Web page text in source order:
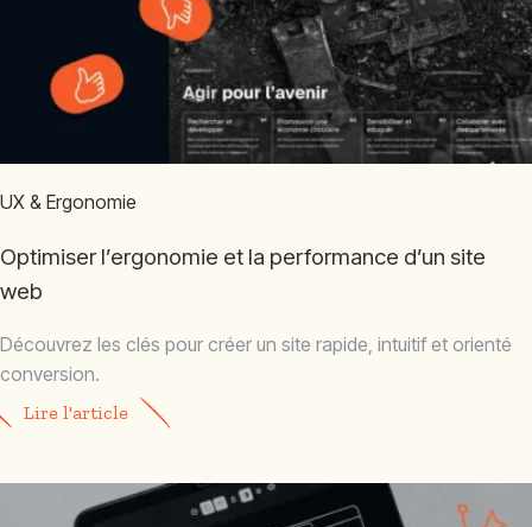
UX & Ergonomie
Optimiser l’ergonomie et la performance d’un site
web
Découvrez les clés pour créer un site rapide, intuitif et orienté
conversion.
Lire l'article